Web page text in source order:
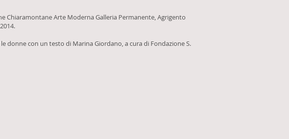
Chiaramontane Arte Moderna Galleria Permanente, Agrigento
donne con un testo di Marina Giordano, a cura di Fondazione S.